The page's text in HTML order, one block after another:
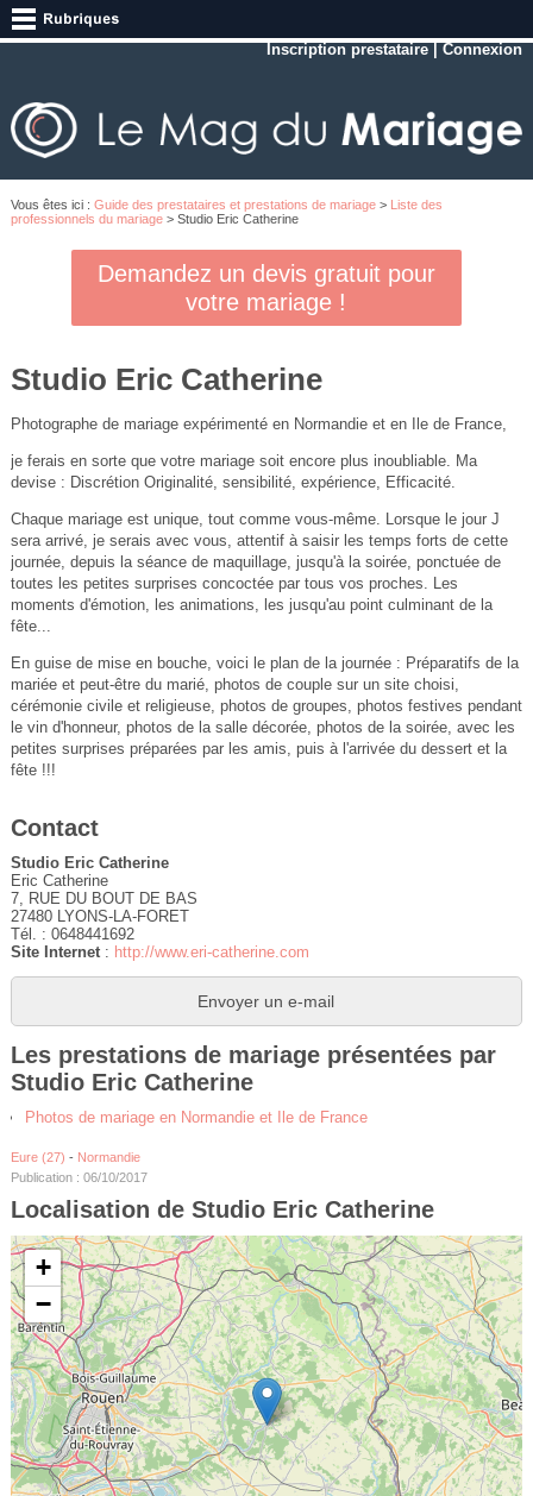
Inscription prestataire |Connexion
Vous êtes ici : Guide des prestataires et prestations de mariage> Liste des
professionnels du mariage> Studio Eric Catherine
Demandez un devis gratuit pour
votre mariage !
Studio Eric Catherine
Photographe de mariage expérimenté en Normandie et en Ile de France,
je ferais en sorte que votre mariage soit encore plus inoubliable. Ma
devise : Discrétion Originalité, sensibilité, expérience, Efficacité.
Chaque mariage est unique, tout comme vous-même. Lorsque le jour J
sera arrivé, je serais avec vous, attentif à saisir les temps forts de cette
journée, depuis la séance de maquillage, jusqu'à la soirée, ponctuée de
toutes les petites surprises concoctée par tous vos proches. Les
moments d'émotion, les animations, les jusqu'au point culminant de la
fête...
En guise de mise en bouche, voici le plan de la journée : Préparatifs de la
mariée et peut-être du marié, photos de couple sur un site choisi,
cérémonie civile et religieuse, photos de groupes, photos festives pendant
le vin d'honneur, photos de la salle décorée, photos de la soirée, avec les
petites surprises préparées par les amis, puis à l'arrivée du dessert et la
fête !!!
Contact
Studio Eric Catherine
Eric Catherine
7, RUE DU BOUT DE BAS
27480 LYONS-LA-FORET
Tél. : 0648441692
Site Internet: http://www.eri-catherine.com
Envoyer un e-mail
Les prestations de mariage présentées par
Studio Eric Catherine
Photos de mariage en Normandie et Ile de France
Eure (27) - Normandie
Publication : 06/10/2017
Localisation de Studio Eric Catherine
+
−